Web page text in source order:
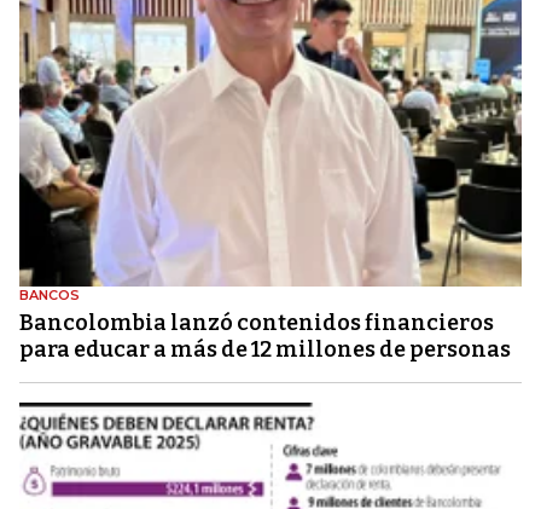
BANCOS
Bancolombia lanzó contenidos financieros
para educar a más de 12 millones de personas